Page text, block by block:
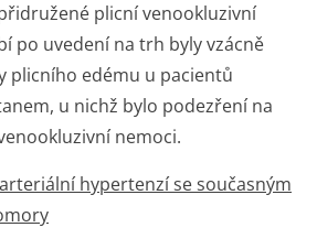
plicní venookluzivní
po uvedení na trh byly vzácně
plicního edému u pacientů
u nichž bylo podezření na
nemoci.
hypertenzí se současným